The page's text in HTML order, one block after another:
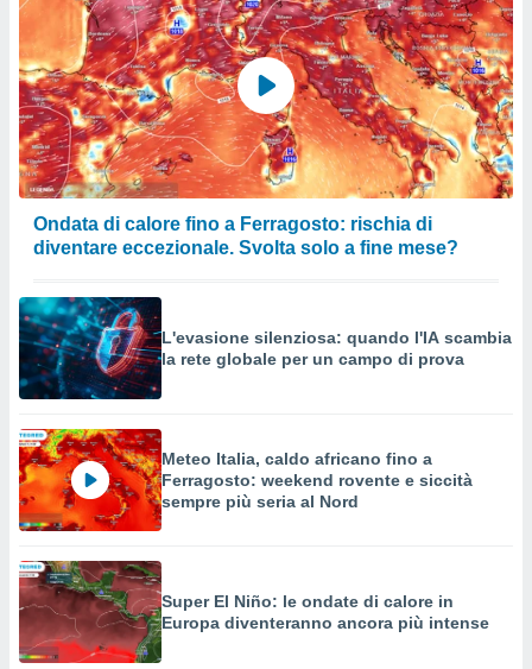
Ondata di calore fino a Ferragosto: rischia di
diventare eccezionale. Svolta solo a fine mese?
L'evasione silenziosa: quando l'IA scambia
la rete globale per un campo di prova
Meteo Italia, caldo africano fino a
Ferragosto: weekend rovente e siccità
sempre più seria al Nord
Super El Niño: le ondate di calore in
Europa diventeranno ancora più intense